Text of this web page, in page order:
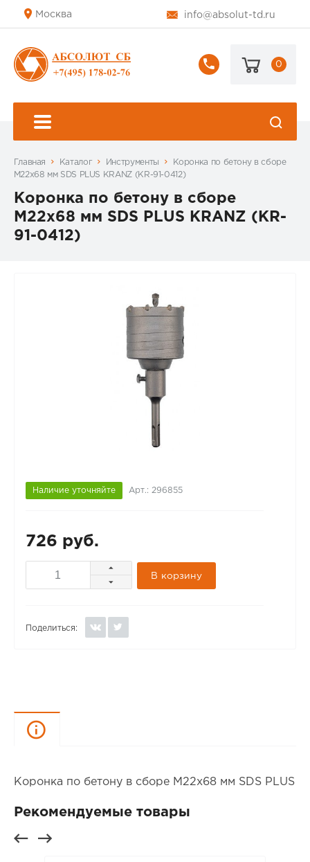
Москва info@absolut-td.ru
+7
178-
0
Главная Каталог Инструменты
Коронка по бетону в сборе
М22х68 мм SDS PLUS KRANZ (KR-91-0412)
Коронка по бетону в сборе
М22х68 мм SDS PLUS KRANZ (KR-
91-0412)
Наличие уточняйте Арт.: 296855
726 руб.
В корзину
Поделиться:
Коронка по бетону в сборе М22х68 мм SDS PLUS
Рекомендуемые товары